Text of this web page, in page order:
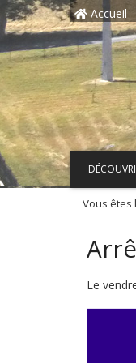
Aller au contenu principal
Accueil
Vous êtes
Le